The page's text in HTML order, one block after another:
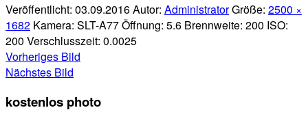
Veröffentlicht: 03.09.2016Autor: AdministratorGröße: 2500 ×
1682 Kamera: SLT-A77Öffnung: 5.6 Brennweite: 200 ISO:
200 Verschlusszeit: 0.0025
Vorheriges Bild
Nächstes Bild
kostenlos photo